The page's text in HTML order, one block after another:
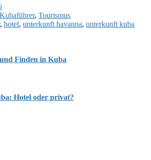
Kubaführer, Tourismus
, hotel, unterkunft havanna, unterkunft kuba
Finden in Kuba
Hotel oder privat?